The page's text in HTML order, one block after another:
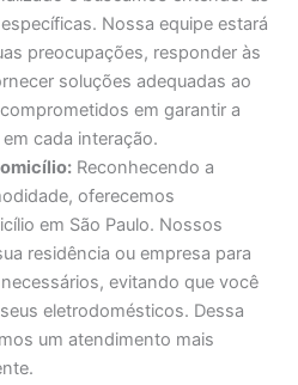
Nossa equipe estará
preocupações, responder às
soluções adequadas ao
em garantir a
cada interação.
Reconhecendo a
oferecemos
em São Paulo. Nossos
residência ou empresa para
evitando que você
eletrodomésticos. Dessa
um atendimento mais